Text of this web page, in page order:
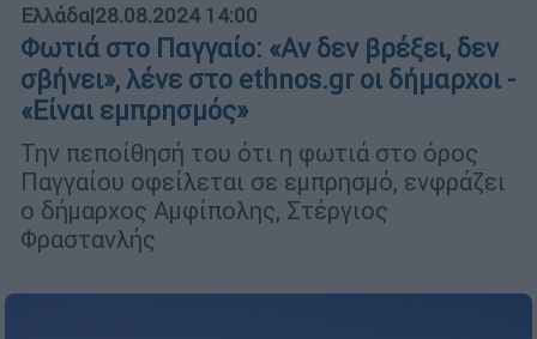
Ελλάδα|28.08.2024 14:00
Φωτιά στο Παγγαίο: «Αν δεν βρέξει, δεν
σβήνει», λένε στο ethnos.gr οι δήμαρχοι -
«Είναι εμπρησμός»
Την πεποίθησή του ότι η φωτιά στο όρος
Παγγαίου οφείλεται σε εμπρησμό, ενφράζει
ο δήμαρχος Αμφίπολης, Στέργιος
Φραστανλής